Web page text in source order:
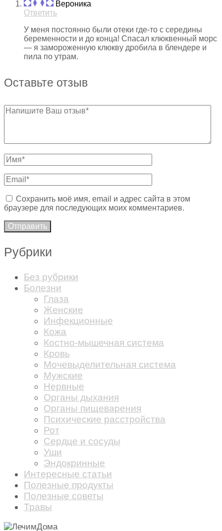
Вероника
Ответить
У меня постоянно были отеки где-то с середины
беременности и до конца! Спасал клюквенный морс
— я замороженную клюкву дробила в блендере и
пила по утрам.
Оставьте отзыв
Сохранить моё имя, email и адрес сайта в этом
браузере для последующих моих комментариев.
Рубрики
Без рубрики
Болезни
Глаза
Женские
Инфекционные
Кожа
Костно-мышечная система
Кровь
Мочевыделительная система
Мужские
Нервные
Органы дыхания
Органы пищеварения
Психические расстройства
Рот
Сердце и сосуды
Уши
Эндокринные
Интересные статьи
Полезные продукты
Полезные советы
Травы